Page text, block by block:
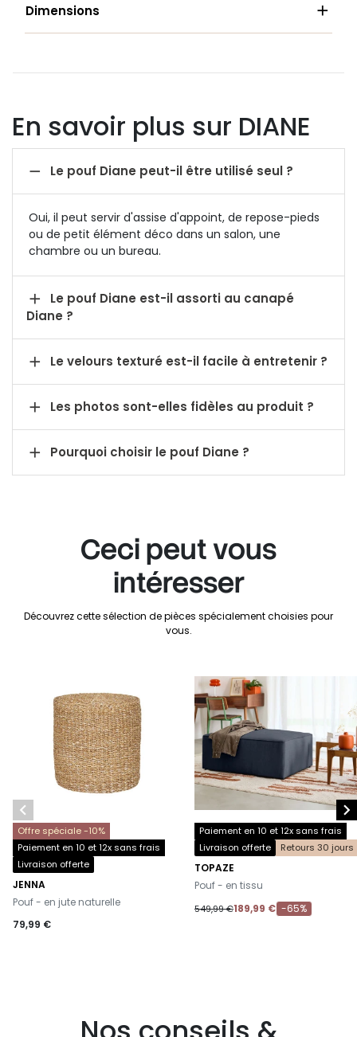
Dimensions 
En savoir plus sur DIANE
 Le pouf Diane peut-il être utilisé seul ?
Oui, il peut servir d'assise d'appoint, de repose-pieds
ou de petit élément déco dans un salon, une
chambre ou un bureau.

Le pouf Diane est-il assorti au canapé
Diane ?
 Le velours texturé est-il facile à entretenir ?
 Les photos sont-elles fidèles au produit ?
 Pourquoi choisir le pouf Diane ?
Ceci peut vous
intéresser
Découvrez cette sélection de pièces spécialement choisies pour
vous.
Offre spéciale -10%
Paiement en 10 et 12x sans frais
Livraison offerte
JENNA
-
Pouf - en jute naturelle
79,99 €
Paiement en 10 et 12x sans frais
Livraison offerte
Retours 30 jours
TOPAZE
-
Pouf - en tissu
549,99 €189,99 € -65%
 